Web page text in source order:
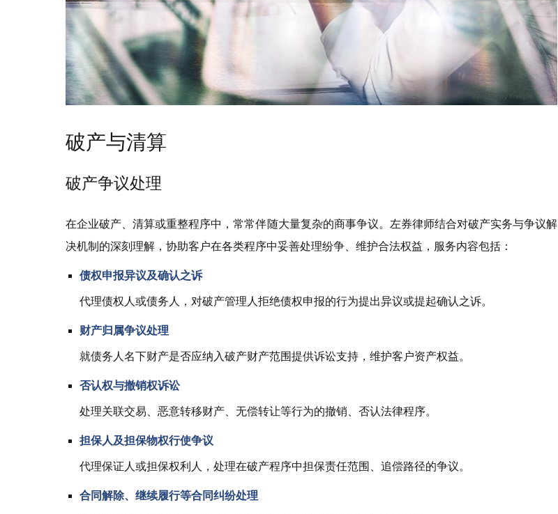
破产与清算
破产争议处理
在企业破产、清算或重整程序中，常常伴随大量复杂的商事争议。左券律师结合对破产实务与争议解
决机制的深刻理解，协助客户在各类程序中妥善处理纷争、维护合法权益，服务内容包括：
债权申报异议及确认之诉
代理债权人或债务人，对破产管理人拒绝债权申报的行为提出异议或提起确认之诉。
财产归属争议处理
就债务人名下财产是否应纳入破产财产范围提供诉讼支持，维护客户资产权益。
否认权与撤销权诉讼
处理关联交易、恶意转移财产、无偿转让等行为的撤销、否认法律程序。
担保人及担保物权行使争议
代理保证人或担保权利人，处理在破产程序中担保责任范围、追偿路径的争议。
合同解除、继续履行等合同纠纷处理